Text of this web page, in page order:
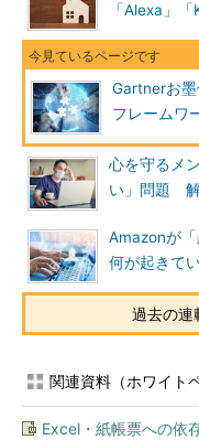
「Alexa」
Gartnerお
フレームワ
心を守るメ
い」問題 解
Amazonが
何が起きて
過去の連
関連資料（ホワイト
Excel・紙帳票への依